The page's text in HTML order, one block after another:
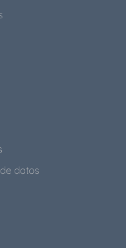
datos